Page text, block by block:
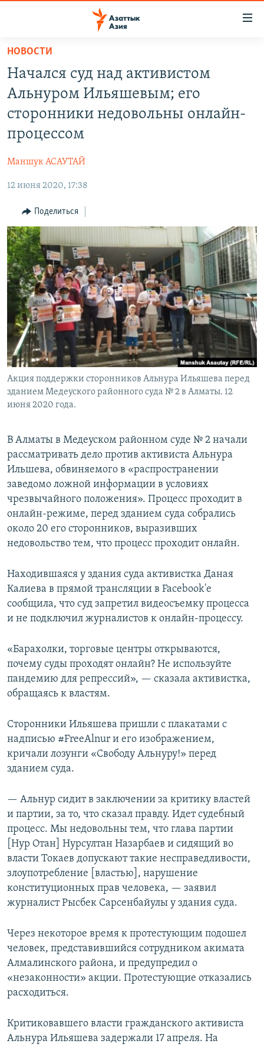
Вернуться
основному
содержанию
главной
Вернутся
ВОЙНА В УКРАИНЕ
КЫРГЫЗЧА
ЎЗБЕКЧА
ТОҶИКӢ
TÜRKMENÇE
ПОДПИШИТЕСЬ НА НАС В СОЦСЕТЯХ
Все сайты РСЕ/РС
НОВОСТИ
Начался суд над активистом
Альнуром Ильяшевым; его
сторонники недовольны онлайн-
процессом
Маншук АСАУТАЙ
12 июня 2020, 17:38
Поделиться
Акция поддержки сторонников Альнура Ильяшева перед
зданием Медеуского районного суда № 2 в Алматы. 12
июня 2020 года.
В Алматы в Медеуском районном суде № 2 начали
рассматривать дело против активиста Альнура
Ильшева, обвиняемого в «распространении
заведомо ложной информации в условиях
чрезвычайного положения». Процесс проходит в
онлайн-режиме, перед зданием суда собрались
около 20 его сторонников, выразивших
недовольство тем, что процесс проходит онлайн.
Находившаяся у здания суда активистка Даная
Калиева в прямой трансляции в Facebook'е
сообщила, что суд запретил видеосъемку процесса
и не подключил журналистов к онлайн-процессу.
«Барахолки, торговые центры открываются,
почему суды проходят онлайн? Не используйте
пандемию для репрессий», — сказала активистка,
обращаясь к властям.
Сторонники Ильяшева пришли с плакатами с
надписью #FreeAlnur и его изображением,
кричали лозунги «Свободу Альнуру!» перед
зданием суда.
— Альнур сидит в заключении за критику властей
и партии, за то, что сказал правду. Идет судебный
процесс. Мы недовольны тем, что глава партии
[Нур Отан] Нурсултан Назарбаев и сидящий во
власти Токаев допускают такие несправедливости,
злоупотребление [властью], нарушение
конституционных прав человека, — заявил
журналист Рысбек Сарсенбайулы у здания суда.
Через некоторое время к протестующим подошел
человек, представившийся сотрудником акимата
Алмалинского района, и предупредил о
«незаконности» акции. Протестующие отказались
расходиться.
Критиковавшего власти гражданского активиста
Альнура Ильяшева задержали 17 апреля. На